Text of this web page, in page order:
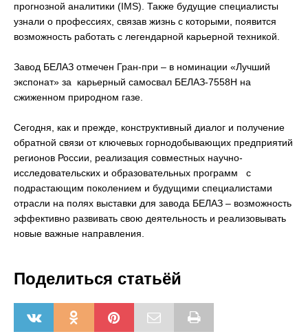
прогнозной аналитики (IMS). Также будущие специалисты
узнали о профессиях, связав жизнь с которыми, появится
возможность работать с легендарной карьерной техникой.
Завод БЕЛАЗ отмечен Гран-при – в номинации «Лучший
экспонат» за карьерный самосвал БЕЛАЗ-7558H на
сжиженном природном газе.
Сегодня, как и прежде, конструктивный диалог и получение
обратной связи от ключевых горнодобывающих предприятий
регионов России, реализация совместных научно-
исследовательских и образовательных программ с
подрастающим поколением и будущими специалистами
отрасли на полях выставки для завода БЕЛАЗ – возможность
эффективно развивать свою деятельность и реализовывать
новые важные направления.
Поделиться статьёй